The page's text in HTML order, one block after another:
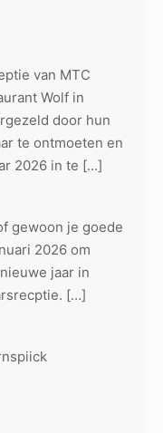
van MTC
Wolf in
door hun
te ontmoeten en
2026 in te […]
gewoon je goede
2026 om
jaar in
[…]